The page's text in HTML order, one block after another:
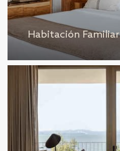
Habitación Familiar